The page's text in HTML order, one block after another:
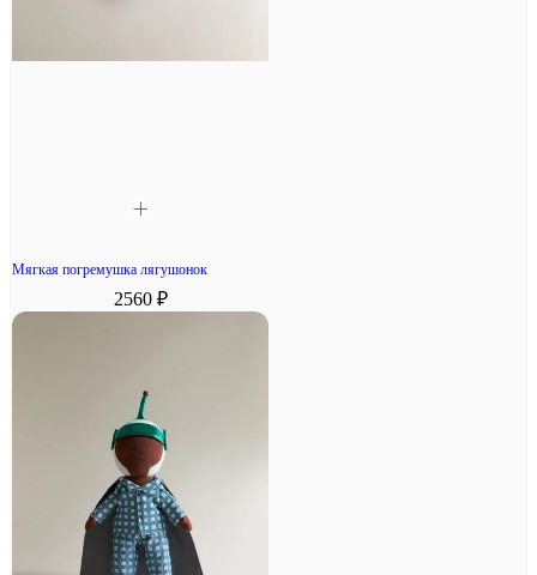
Мягкая погремушка лягушонок
2560 ₽